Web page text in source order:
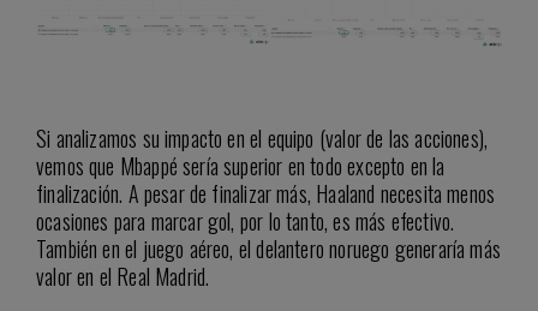
Si analizamos su impacto en el equipo (valor de las acciones),
vemos que Mbappé sería superior en todo excepto en la
finalización. A pesar de finalizar más, Haaland necesita menos
ocasiones para marcar gol, por lo tanto, es más efectivo.
También en el juego aéreo, el delantero noruego generaría más
valor en el Real Madrid.